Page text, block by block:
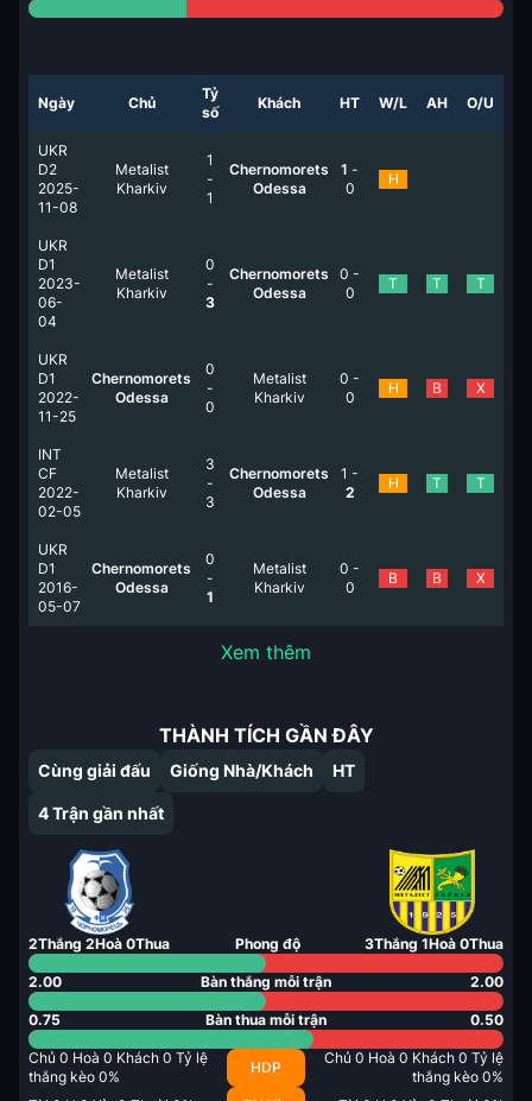
Ngày Chủ
Tỷ
số
Khách HT W/L AH O/U
UKR
D2
2025-
11-08
Metalist
Kharkiv
1
-
1
Chernomorets
Odessa
1 -
0
H
UKR
D1
2023-
06-
04
Metalist
Kharkiv
0
-
3
Chernomorets
Odessa
0 -
0
T T T
UKR
D1
2022-
11-25
Chernomorets
Odessa
0
-
0
Metalist
Kharkiv
0 -
0
H B X
INT
CF
2022-
02-05
Metalist
Kharkiv
3
-
3
Chernomorets
Odessa
1 -
2
H T T
UKR
D1
2016-
05-07
Chernomorets
Odessa
0
-
1
Metalist
Kharkiv
0 -
0
B B X
Xem thêm
THÀNH TÍCH GẦN ĐÂY
Cùng giải đấu Giống Nhà/Khách HT
4Trận gần nhất
2Thắng 2Hoà 0Thua Phong độ 3Thắng 1Hoà 0Thua
2.00 Bàn thắng mỗi trận 2.00
0.75 Bàn thua mỗi trận 0.50
Chủ 0 Hoà 0 Khách 0 Tỷ lệ
thắng kèo 0%
HDP
Chủ 0 Hoà 0 Khách 0 Tỷ lệ
thắng kèo 0%